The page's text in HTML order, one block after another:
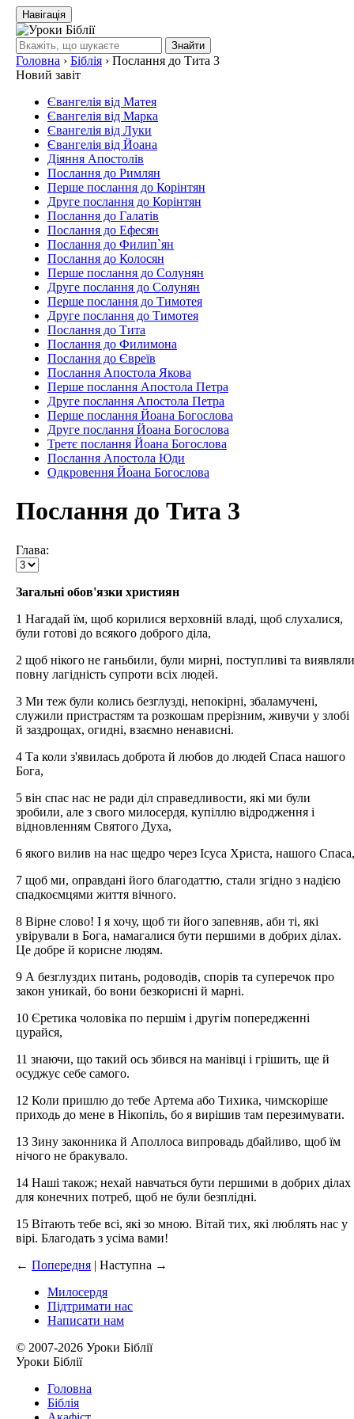
Навігація
Знайти
Головна › Біблія › Послання до Тита 3
Новий завіт
Євангелія від Матея
Євангелія від Марка
Євангелія від Луки
Євангелія від Йоана
Діяння Апостолів
Послання до Римлян
Перше послання до Корінтян
Друге послання до Корінтян
Послання до Галатів
Послання до Ефесян
Послання до Филип`ян
Послання до Колосян
Перше послання до Солунян
Друге послання до Солунян
Перше послання до Тимотея
Друге послання до Тимотея
Послання до Тита
Послання до Филимона
Послання до Євреїв
Послання Апостола Якова
Перше послання Апостола Петра
Друге послання Апостола Петра
Перше послання Йоана Богослова
Друге послання Йоана Богослова
Третє послання Йоана Богослова
Послання Апостола Юди
Одкровення Йоана Богослова
Послання до Тита 3
Глава:
Загальні обов'язки християн
1 Нагадай їм, щоб корилися верховній владі, щоб слухалися,
були готові до всякого доброго діла,
2 щоб нікого не ганьбили, були мирні, поступливі та виявляли
повну лагідність супроти всіх людей.
3 Ми теж були колись безглузді, непокірні, збаламучені,
служили пристрастям та розкошам прерізним, живучи у злобі
й заздрощах, огидні, взаємно ненависні.
4 Та коли з'явилась доброта й любов до людей Спаса нашого
Бога,
5 він спас нас не ради діл справедливости, які ми були
зробили, але з свого милосердя, купіллю відродження і
відновленням Святого Духа,
6 якого вилив на нас щедро через Ісуса Христа, нашого Спаса,
7 щоб ми, оправдані його благодаттю, стали згідно з надією
спадкоємцями життя вічного.
8 Вірне слово! І я хочу, щоб ти його запевняв, аби ті, які
увірували в Бога, намагалися бути першими в добрих ділах.
Це добре й корисне людям.
9 А безглуздих питань, родоводів, спорів та суперечок про
закон уникай, бо вони безкорисні й марні.
10 Єретика чоловіка по першім і другім попередженні
цурайся,
11 знаючи, що такий ось збився на манівці і грішить, ще й
осуджує себе самого.
12 Коли пришлю до тебе Артема або Тихика, чимскоріше
приходь до мене в Нікопіль, бо я вирішив там перезимувати.
13 Зину законника й Аполлоса випровадь дбайливо, щоб їм
нічого не бракувало.
14 Наші також; нехай навчаться бути першими в добрих ділах
для конечних потреб, щоб не були безплідні.
15 Вітають тебе всі, які зо мною. Вітай тих, які люблять нас у
вірі. Благодать з усіма вами!
← Попередня | Наступна →
Милосердя
Підтримати нас
Написати нам
© 2007-2026 Уроки Біблії
Уроки Біблії
Головна
Біблія